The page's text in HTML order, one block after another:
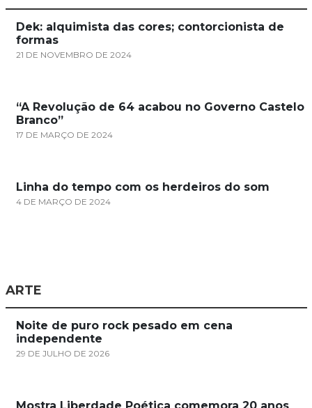
Dek: alquimista das cores; contorcionista de
formas
21 DE NOVEMBRO DE 2024
“A Revolução de 64 acabou no Governo Castelo
Branco”
17 DE MARÇO DE 2024
Linha do tempo com os herdeiros do som
4 DE MARÇO DE 2024
ARTE
Noite de puro rock pesado em cena
independente
29 DE JULHO DE 2026